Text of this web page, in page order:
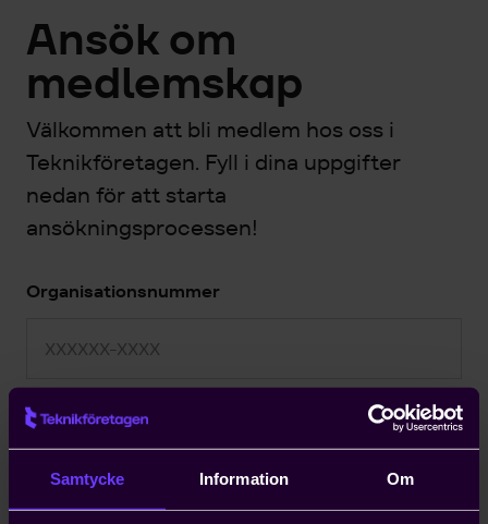
Samtycke Information Om
Ansök om
medlemskap
Välkommen att bli medlem hos oss i
Teknikföretagen. Fyll i dina uppgifter
nedan för att starta
ansökningsprocessen!
Organisationsnummer
E-post